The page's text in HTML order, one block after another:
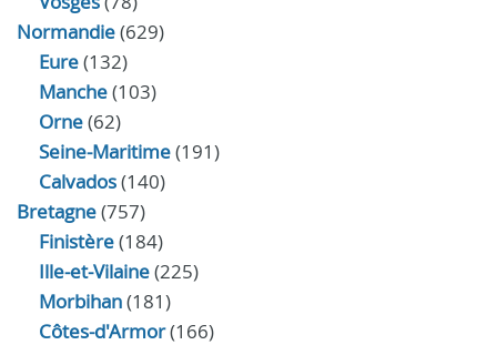
Normandie(629)
Eure(132)
Manche(103)
Orne(62)
Seine-Maritime(191)
Calvados(140)
Bretagne(757)
Finistère(184)
Ille-et-Vilaine(225)
Morbihan(181)
Côtes-d'Armor(166)